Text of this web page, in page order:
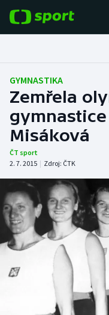
Fotbal
Hokej
Tenis
Atletika
Cyklistika
DALŠÍ SPORTY
Americký fotbal
Baseball a softbal
Basketbal
NEPŘEHLÉDNĚTE
Soutěže
Historické návraty
GYMNASTIKA
Zemřela
Misáková
ČT sport
2. 7. 2015 | Zdroj: ČTK